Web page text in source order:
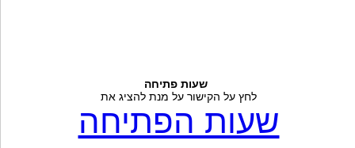
שעות פתיחה
לחץ על הקישור על מנת להציג את
שעות הפתיחה